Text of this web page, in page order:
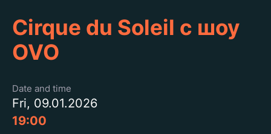
Cirque du Soleil с шоу
OVO
Date and time
Fri, 09.01.2026
19:00